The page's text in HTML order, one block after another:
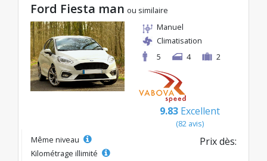
Ford Fiesta man ou similaire
Manuel
Climatisation
5
4 2
9.83 Excellent
(82 avis)
Même niveau
Kilométrage illimité
Prix dès: